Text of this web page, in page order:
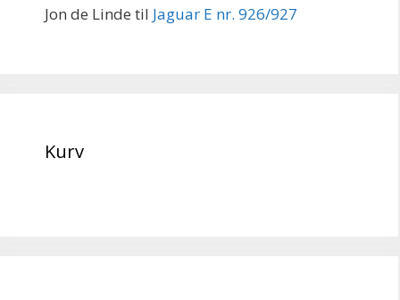
Jon de Linde til Jaguar E nr. 926/927
Kurv